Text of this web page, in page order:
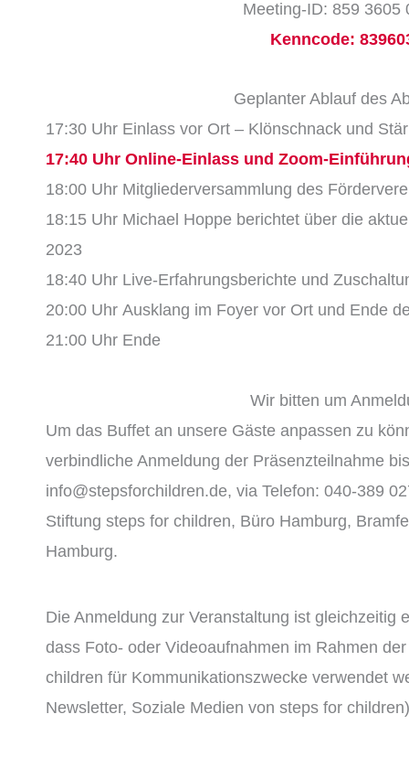
Meeting-ID: 859 3605
Kenncode:
Geplanter Ablauf des
17:30 Uhr Einlass vor Ort – Klönschnack und
17:40 Uhr Online-Einlass und Zoom-
18:00 Uhr Mitgliederversammlung des
18:15 Uhr Michael Hoppe berichtet über die
2023
18:40 Uhr Live-Erfahrungsberichte und
20:00 Uhr Ausklang im Foyer vor Ort und Ende
21:00 Uhr Ende
Wir bitten um
Um das Buffet an unsere Gäste anpassen zu
verbindliche Anmeldung der Präsenzteilnahme
info@stepsforchildren.de, via Telefon: 040-389
Stiftung steps for children, Büro Hamburg,
Hamburg.
Die Anmeldung zur Veranstaltung ist gleichzeitig
dass Foto- oder Videoaufnahmen im Rahmen
children für Kommunikationszwecke verwendet
Newsletter, Soziale Medien von steps for